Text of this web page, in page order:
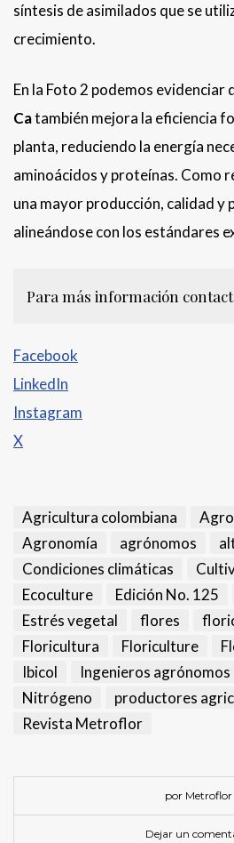
síntesis de asimilados que se
crecimiento.
En la Foto 2 podemos evidenciar
Catambién mejora la eficiencia
planta, reduciendo la energía
aminoácidos y proteínas. Como
una mayor producción, calidad y
alineándose con los estándares
Para más información
Facebook
LinkedIn
Instagram
X
Agricultura colombiana
Agronomía
agrónomos
Condiciones climáticas
Ecoculture
Edición No. 125
Estrés vegetal
flores
Floricultura
Floriculture
Ibicol
Ingenieros agrónomos
Nitrógeno
productores
Revista Metroflor
por Metroflor
Dejar un